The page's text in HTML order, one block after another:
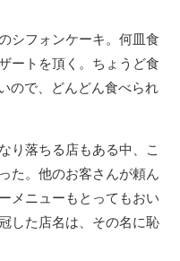
シフォンケーキ。何皿食
ートを頂く。ちょうど食
ので、どんどん食べられ
り落ちる店もある中、こ
た。他のお客さんが頼ん
メニューもとってもおい
した店名は、その名に恥